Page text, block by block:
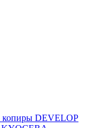
копиры DEVELOP